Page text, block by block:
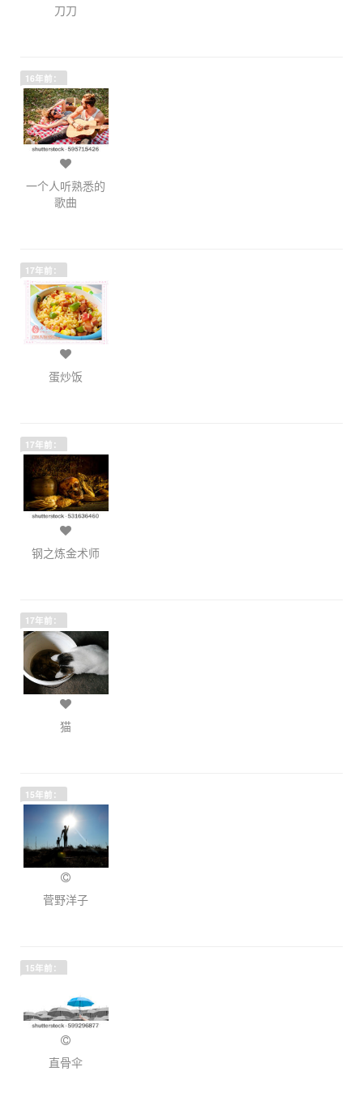
刀刀
16年前：
一个人听熟悉的
歌曲
17年前：
蛋炒饭
17年前：
钢之炼金术师
17年前：
猫
15年前：
菅野洋子
15年前：
直骨伞